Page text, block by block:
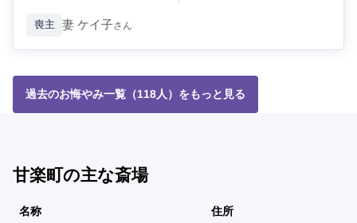
喪主 妻 ケイ子さん
過去のお悔やみ一覧（118人）をもっと見る
甘楽町の主な斎場
名称 住所